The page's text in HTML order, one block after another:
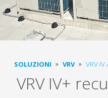
SOLUZIONI VRV VRV IV
VRV IV+